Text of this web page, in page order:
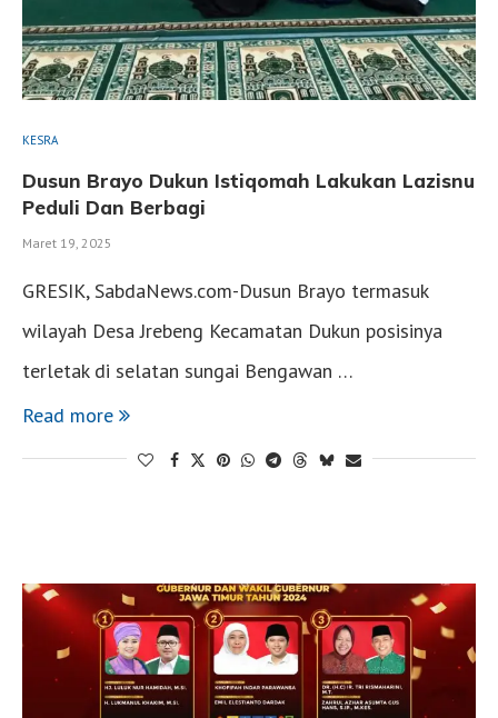
KESRA
Dusun Brayo Dukun Istiqomah Lakukan Lazisnu
Peduli Dan Berbagi
Maret 19, 2025
GRESIK, SabdaNews.com-Dusun Brayo termasuk
wilayah Desa Jrebeng Kecamatan Dukun posisinya
terletak di selatan sungai Bengawan …
Read more